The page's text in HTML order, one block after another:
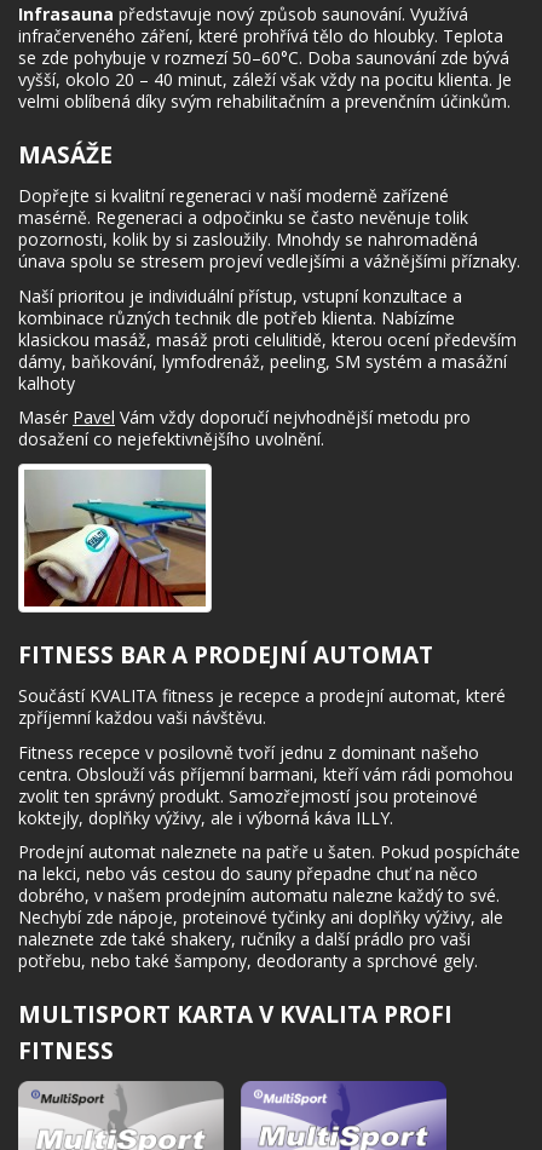
Infrasauna představuje nový způsob saunování. Využívá
infračerveného záření, které prohřívá tělo do hloubky. Teplota
se zde pohybuje v rozmezí 50–60°C. Doba saunování zde bývá
vyšší, okolo 20 – 40 minut, záleží však vždy na pocitu klienta. Je
velmi oblíbená díky svým rehabilitačním a prevenčním účinkům.
MASÁŽE
Dopřejte si kvalitní regeneraci v naší moderně zařízené
masérně. Regeneraci a odpočinku se často nevěnuje tolik
pozornosti, kolik by si zasloužily. Mnohdy se nahromaděná
únava spolu se stresem projeví vedlejšími a vážnějšími příznaky.
Naší prioritou je individuální přístup, vstupní konzultace a
kombinace různých technik dle potřeb klienta. Nabízíme
klasickou masáž, masáž proti celulitidě, kterou ocení především
dámy, baňkování, lymfodrenáž, peeling, SM systém a masážní
kalhoty
Masér Pavel Vám vždy doporučí nejvhodnější metodu pro
dosažení co nejefektivnějšího uvolnění.
FITNESS BAR A PRODEJNÍ AUTOMAT
Součástí KVALITA fitness je recepce a prodejní automat, které
zpříjemní každou vaši návštěvu.
Fitness recepce v posilovně tvoří jednu z dominant našeho
centra. Obslouží vás příjemní barmani, kteří vám rádi pomohou
zvolit ten správný produkt. Samozřejmostí jsou proteinové
koktejly, doplňky výživy, ale i výborná káva ILLY.
Prodejní automat naleznete na patře u šaten. Pokud pospícháte
na lekci, nebo vás cestou do sauny přepadne chuť na něco
dobrého, v našem prodejním automatu nalezne každý to své.
Nechybí zde nápoje, proteinové tyčinky ani doplňky výživy, ale
naleznete zde také shakery, ručníky a další prádlo pro vaši
potřebu, nebo také šampony, deodoranty a sprchové gely.
MULTISPORT KARTA V KVALITA PROFI
FITNESS